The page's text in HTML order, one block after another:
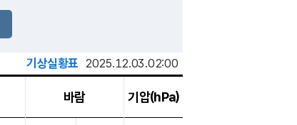
기상실황표 2025.12.03.02:00
바람 기압(hPa)